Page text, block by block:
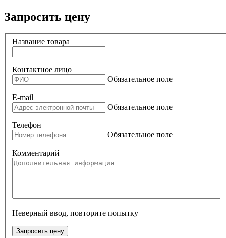
Запросить цену
Название товара
Контактное лицо
Обязательное поле
E-mail
Обязательное поле
Телефон
Обязательное поле
Комментарий
Неверный ввод, повторите попытку
Запросить цену